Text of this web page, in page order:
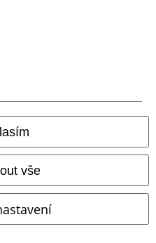
vše
poštovného a balného